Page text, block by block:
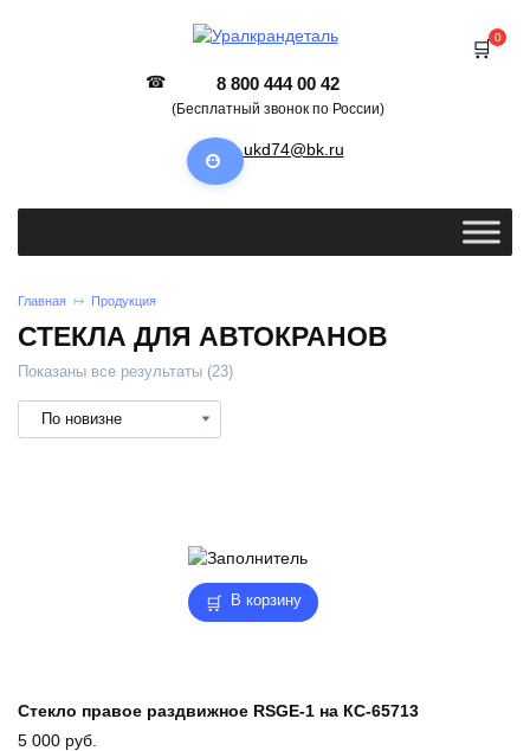
8 800 444 00 42
(Бесплатный звонок по России)
ukd74@bk.ru
0
Главная Продукция
СТЕКЛА ДЛЯ АВТОКРАНОВ
Показаны все результаты (23)
В корзину
Стекло правое раздвижное RSGE-1 на КС-65713
5 000 руб.